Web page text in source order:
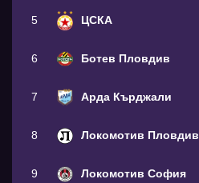
5 ЦСКА
6 Ботев Пловдив
7 Арда Кърджали
8 Локомотив Пловдив
9 Локомотив София